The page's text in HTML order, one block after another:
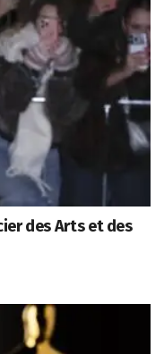
des Arts et des